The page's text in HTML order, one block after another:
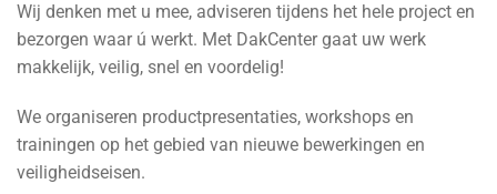
Wij denken met u mee, adviseren tijdens het hele project en
bezorgen waar ú werkt. Met DakCenter gaat uw werk
makkelijk, veilig, snel en voordelig!
We organiseren productpresentaties, workshops en
trainingen op het gebied van nieuwe bewerkingen en
veiligheidseisen.